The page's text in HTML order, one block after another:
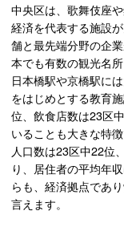
中央区は、歌舞伎座
経済を代表する施設
舗と最先端分野の企
本でも有数の観光名所
日本橋駅や京橋駅に
をはじめとする教育
位、飲食店数は23区
いることも大きな特徴
人口数は23区中22位
り、居住者の平均年
らも、経済拠点であ
言えます。